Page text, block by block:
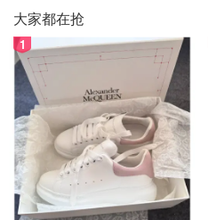
大家都在抢
1